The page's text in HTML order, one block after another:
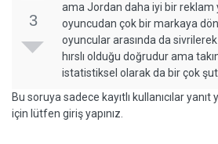
3
ama Jordan daha iyi bir reklam
oyuncudan çok bir markaya
oyuncular arasında da
hırslı olduğu doğrudur ama
istatistiksel olarak da bir çok
Bu soruya sadece kayıtlı kullanıcılar
için lütfen giriş yapınız.